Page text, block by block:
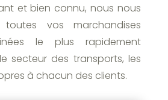
et bien connu, nous nous
vos marchandises
le plus rapidement
secteur des transports, les
à chacun des clients.